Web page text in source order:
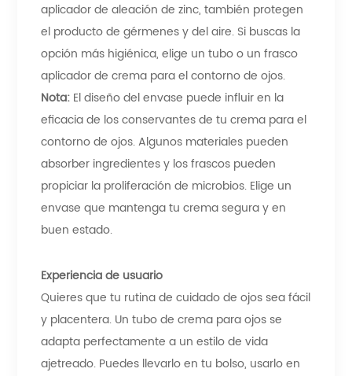
aplicador de aleación de zinc, también protegen
el producto de gérmenes y del aire. Si buscas la
opción más higiénica, elige un tubo o un frasco
aplicador de crema para el contorno de ojos.
Nota: El diseño del envase puede influir en la
eficacia de los conservantes de tu crema para el
contorno de ojos. Algunos materiales pueden
absorber ingredientes y los frascos pueden
propiciar la proliferación de microbios. Elige un
envase que mantenga tu crema segura y en
buen estado.
Experiencia de usuario
Quieres que tu rutina de cuidado de ojos sea fácil
y placentera. Un tubo de crema para ojos se
adapta perfectamente a un estilo de vida
ajetreado. Puedes llevarlo en tu bolso, usarlo en